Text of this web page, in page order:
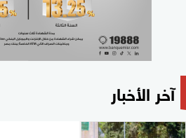
آخر الأخبار